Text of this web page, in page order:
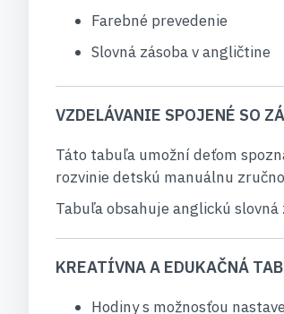
Farebné prevedenie
Slovná zásoba v angličtine
VZDELÁVANIE SPOJENÉ SO
Táto tabuľa umožní deťom
rozvinie detskú manuálnu
Tabuľa obsahuje anglickú
KREATÍVNA A EDUKAČNÁ
Hodiny s možnosťou